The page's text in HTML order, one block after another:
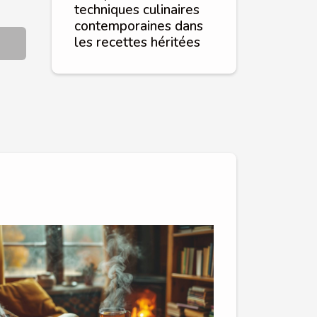
techniques culinaires
contemporaines dans
les recettes héritées